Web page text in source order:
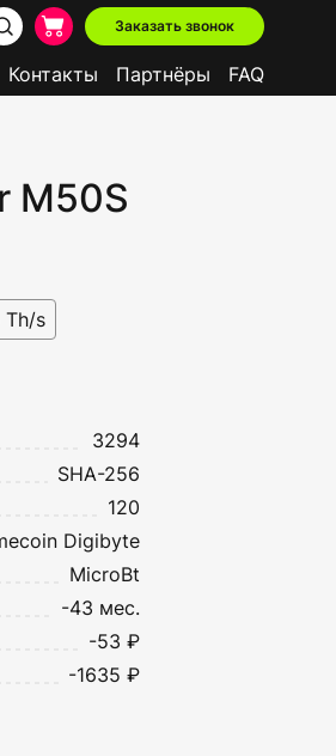
Заказать звонок
Контакты Партнёры FAQ
Доступно в лизинг
M50S
Th/s
3294
SHA-256
120
Digibyte
MicroBt
-43 мес.
-53 ₽
-1635 ₽